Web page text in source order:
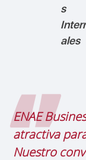
s
ales
ENAE
atractiva
Nuestro